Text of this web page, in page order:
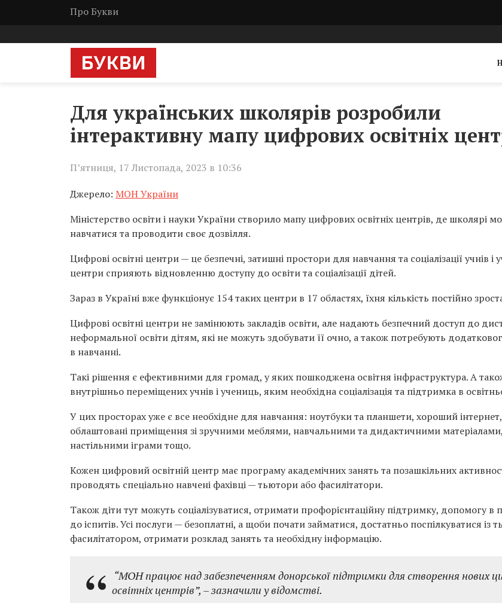
Про Букви
Для українських школярів розробили
інтерактивну мапу цифрових освітніх
П’ятниця, 17 Листопада, 2023 в 10:36
Джерело: МОН України
Міністерство освіти і науки України створило мапу цифрових освітніх центрів, де школярі
навчатися та проводити своє дозвілля.
Цифрові освітні центри — це безпечні, затишні простори для навчання та соціалізації учнів і
центри сприяють відновленню доступу до освіти та соціалізації дітей.
Зараз в Україні вже функціонує 154 таких центри в 17 областях, їхня кількість постійно
Цифрові освітні центри не замінюють закладів освіти, але надають безпечний доступ до
неформальної освіти дітям, які не можуть здобувати її очно, а також потребують
в навчанні.
Такі рішення є ефективними для громад, у яких пошкоджена освітня інфраструктура. А
внутрішньо переміщених учнів і учениць, яким необхідна соціалізація та підтримка в
У цих просторах уже є все необхідне для навчання: ноутбуки та планшети, хороший
облаштовані приміщення зі зручними меблями, навчальними та дидактичними матеріалами,
настільними іграми тощо.
Кожен цифровий освітній центр має програму академічних занять та позашкільних
проводять спеціально навчені фахівці — тьютори або фасилітатори.
Також діти тут можуть соціалізуватися, отримати профорієнтаційну підтримку, допомогу в
до іспитів. Усі послуги — безоплатні, а щоби почати займатися, достатньо поспілкуватися із
фасилітатором, отримати розклад занять та необхідну інформацію.
“МОН працює над забезпеченням донорської підтримки для створення нових
освітніх центрів”, – зазначили у відомстві.